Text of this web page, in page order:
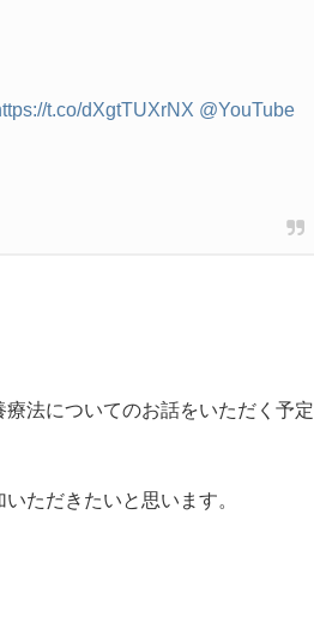
t.co/dXgtTUXrNX @YouTube
法についてのお話をいただく予定
ただきたいと思います。